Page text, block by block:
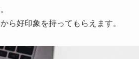
ら好印象を持ってもらえます。